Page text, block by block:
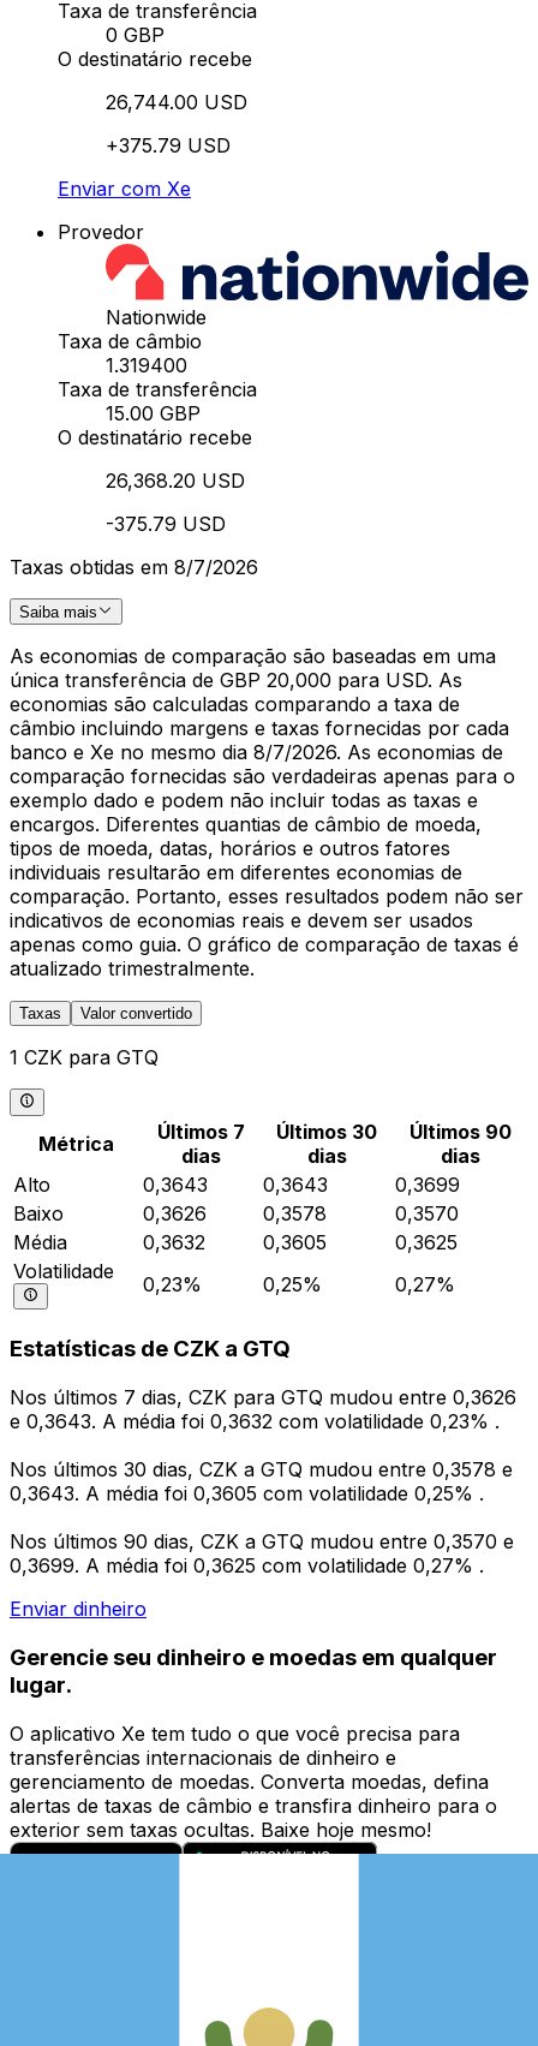
Taxa de transferência
0 GBP
O destinatário recebe
26,744.00 USD
+375.79 USD
Enviar com Xe
Provedor
Nationwide
Taxa de câmbio
1.319400
Taxa de transferência
15.00 GBP
O destinatário recebe
26,368.20 USD
-375.79 USD
Taxas obtidas em 8/7/2026
Saiba mais
As economias de comparação são baseadas em uma
única transferência de GBP 20,000 para USD. As
economias são calculadas comparando a taxa de
câmbio incluindo margens e taxas fornecidas por cada
banco e Xe no mesmo dia 8/7/2026. As economias de
comparação fornecidas são verdadeiras apenas para o
exemplo dado e podem não incluir todas as taxas e
encargos. Diferentes quantias de câmbio de moeda,
tipos de moeda, datas, horários e outros fatores
individuais resultarão em diferentes economias de
comparação. Portanto, esses resultados podem não ser
indicativos de economias reais e devem ser usados
apenas como guia. O gráfico de comparação de taxas é
atualizado trimestralmente.
Taxas Valor convertido
1 CZK para GTQ
Métrica
Últimos 7
dias
Últimos 30
dias
Últimos 90
dias
Alto
0,3643 0,3643
0,3699
Baixo
0,3626 0,3578
0,3570
Média
0,3632 0,3605
0,3625
Volatilidade
0,23% 0,25% 0,27%
Estatísticas de CZK a GTQ
Nos últimos 7 dias, CZK para GTQ mudou entre 0,3626
e 0,3643. A média foi 0,3632 com volatilidade 0,23% .
Nos últimos 30 dias, CZK a GTQ mudou entre 0,3578 e
0,3643. A média foi 0,3605 com volatilidade 0,25% .
Nos últimos 90 dias, CZK a GTQ mudou entre 0,3570 e
0,3699. A média foi 0,3625 com volatilidade 0,27% .
Enviar dinheiro
Gerencie seu dinheiro e moedas em qualquer
lugar.
O aplicativo Xe tem tudo o que você precisa para
transferências internacionais de dinheiro e
gerenciamento de moedas. Converta moedas, defina
alertas de taxas de câmbio e transfira dinheiro para o
exterior sem taxas ocultas. Baixe hoje mesmo!